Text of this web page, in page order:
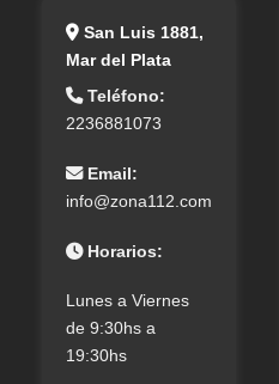
San Luis 1881,
Mar del Plata
Teléfono:
2236881073
Email:
info@zona112.com
Horarios:
Lunes a Viernes
de 9:30hs a
19:30hs